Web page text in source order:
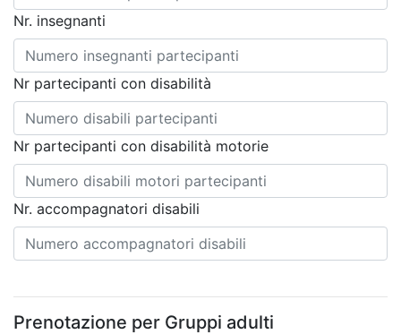
Nr. insegnanti
Nr partecipanti con disabilità
Nr partecipanti con disabilità motorie
Nr. accompagnatori disabili
Prenotazione per Gruppi adulti